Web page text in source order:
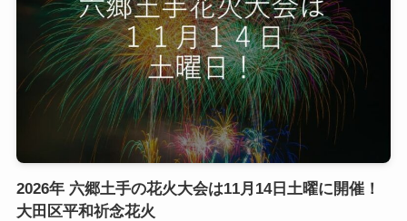
2026年 六郷土手の花火大会は11月14日土曜に開催！
大田区平和祈念花火